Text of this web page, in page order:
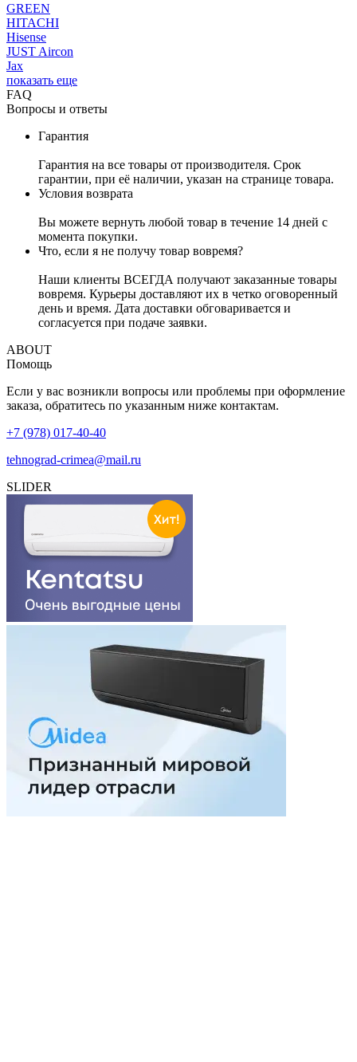
GREEN
HITACHI
Hisense
JUST Aircon
Jax
показать еще
FAQ
Вопросы и ответы
Гарантия
Гарантия на все товары от производителя. Срок
гарантии, при её наличии, указан на странице товара.
Условия возврата
Вы можете вернуть любой товар в течение 14 дней с
момента покупки.
Что, если я не получу товар вовремя?
Наши клиенты ВСЕГДА получают заказанные товары
вовремя. Курьеры доставляют их в четко оговоренный
день и время. Дата доставки обговаривается и
согласуется при подаче заявки.
ABOUT
Помощь
Если у вас возникли вопросы или проблемы при оформление
заказа, обратитесь по указанным ниже контактам.
+7 (978) 017-40-40
tehnograd-crimea@mail.ru
SLIDER